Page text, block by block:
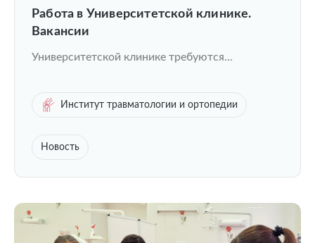
Работа в Университетской клинике.
Вакансии
Университетской клинике требуются...
Институт травматологии и ортопедии
Новость